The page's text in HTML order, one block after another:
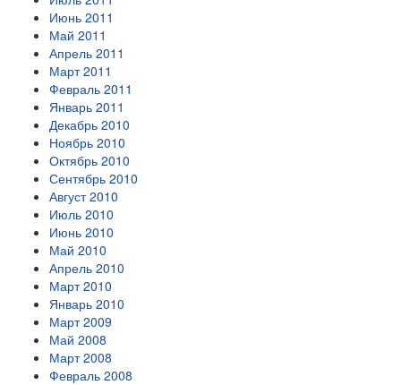
Июнь 2011
Май 2011
Апрель 2011
Март 2011
Февраль 2011
Январь 2011
Декабрь 2010
Ноябрь 2010
Октябрь 2010
Сентябрь 2010
Август 2010
Июль 2010
Июнь 2010
Май 2010
Апрель 2010
Март 2010
Январь 2010
Март 2009
Май 2008
Март 2008
Февраль 2008